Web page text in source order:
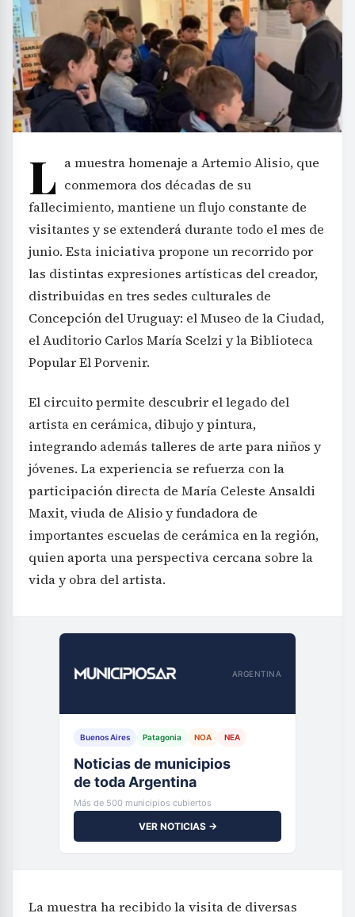
L a muestra homenaje a Artemio Alisio, que
conmemora dos décadas de su
fallecimiento, mantiene un flujo constante de
visitantes y se extenderá durante todo el mes de
junio. Esta iniciativa propone un recorrido por
las distintas expresiones artísticas del creador,
distribuidas en tres sedes culturales de
Concepción del Uruguay: el Museo de la Ciudad,
el Auditorio Carlos María Scelzi y la Biblioteca
Popular El Porvenir.
El circuito permite descubrir el legado del
artista en cerámica, dibujo y pintura,
integrando además talleres de arte para niños y
jóvenes. La experiencia se refuerza con la
participación directa de María Celeste Ansaldi
Maxit, viuda de Alisio y fundadora de
importantes escuelas de cerámica en la región,
quien aporta una perspectiva cercana sobre la
vida y obra del artista.
ARGENTINA
Buenos Aires Patagonia NOA NEA
Noticias de municipios
de toda Argentina
Más de 500 municipios cubiertos
VER NOTICIAS →
La muestra ha recibido la visita de diversas